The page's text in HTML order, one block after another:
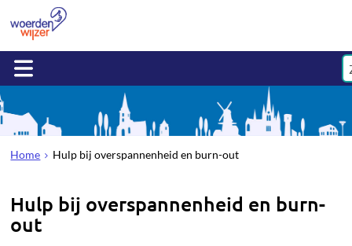
Home Hulp bij overspannenheid en burn-out
Hulp bij overspannenheid en burn-
out